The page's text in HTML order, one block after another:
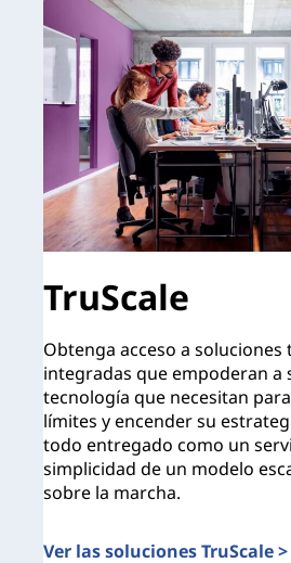
TruScale
Obtenga acceso a
integradas que empoderan a
tecnología que necesitan
límites y encender su
todo entregado como un
simplicidad de un modelo
sobre la marcha.
Ver las soluciones TruScale >